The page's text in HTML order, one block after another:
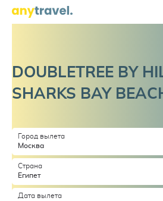
DOUBLETREE BY
SHARKS BAY
Город вылета
Москва
Страна
Египет
Дата вылета